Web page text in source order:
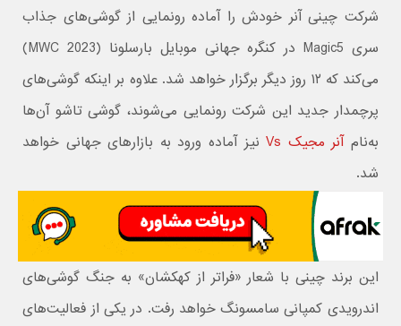
شرکت چینی آنر خودش را آماده رونمایی از گوشی‌های جذاب
سری Magic5 در کنگره جهانی موبایل بارسلونا (MWC 2023)
می‌کند که ۱۲ روز دیگر برگزار خواهد شد. علاوه بر اینکه گوشی‌های
پرچمدار جدید این شرکت رونمایی می‌شوند، گوشی تاشو آن‌ها
به‌نامآنر مجیک Vs
نیز آماده ورود به بازارهای جهانی خواهد
شد.
این برند چینی با شعار «فراتر از کهکشان» به جنگ گوشی‌های
اندرویدی کمپانی سامسونگ خواهد رفت. در یکی از فعالیت‌های